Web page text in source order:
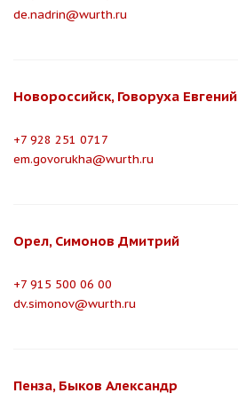
de.nadrin@wurth.ru
Новороссийск, Говоруха Евгений
+7 928 251 0717
em.govorukha@wurth.ru
Орел, Симонов Дмитрий
+7 915 500 06 00
dv.simonov@wurth.ru
Пенза, Быков Александр